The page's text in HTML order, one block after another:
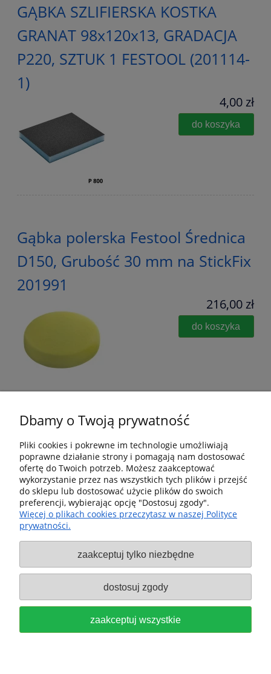
GĄBKA SZLIFIERSKA KOSTKA
GRANAT 98x120x13, GRADACJA
P220, SZTUK 1 FESTOOL (201114-
1)
4,00 zł
do koszyka
Gąbka polerska Festool Średnica
D150, Grubość 30 mm na StickFix
201991
216,00 zł
do koszyka
Pomoc
Dostawa i dostawa
Moje konto
Gwarancja i zwroty
O firmie
Sklep fx-shop24.com | ul. Henryka Pobożnego 10, Krosno
Odrzańskie 66-600, woj. lubuskie | tel:607544533
festool.dealer@gmail.com
Dbamy o Twoją prywatność
Pliki cookies i pokrewne im technologie umożliwiają
poprawne działanie strony i pomagają nam dostosować
ofertę do Twoich potrzeb. Możesz zaakceptować
wykorzystanie przez nas wszystkich tych plików i przejść
do sklepu lub dostosować użycie plików do swoich
preferencji, wybierając opcję "Dostosuj zgody".
Więcej o plikach cookies przeczytasz w naszej Polityce
prywatności.
zaakceptuj tylko niezbędne
dostosuj zgody
zaakceptuj wszystkie